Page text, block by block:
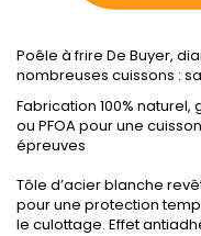
Poêle à frire De Buyer,
nombreuses cuissons :
Fabrication 100% naturel,
ou PFOA pour une
épreuves
Tôle d’acier blanche
pour une protection
le culottage. Effet